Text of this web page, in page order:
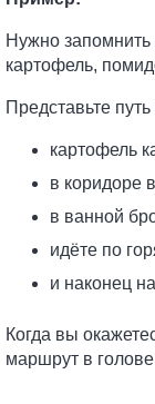
Нужно запомнить
картофель,
Представьте
картофель
в коридоре
в ванной
идёте по
и наконец
Когда вы
маршрут в